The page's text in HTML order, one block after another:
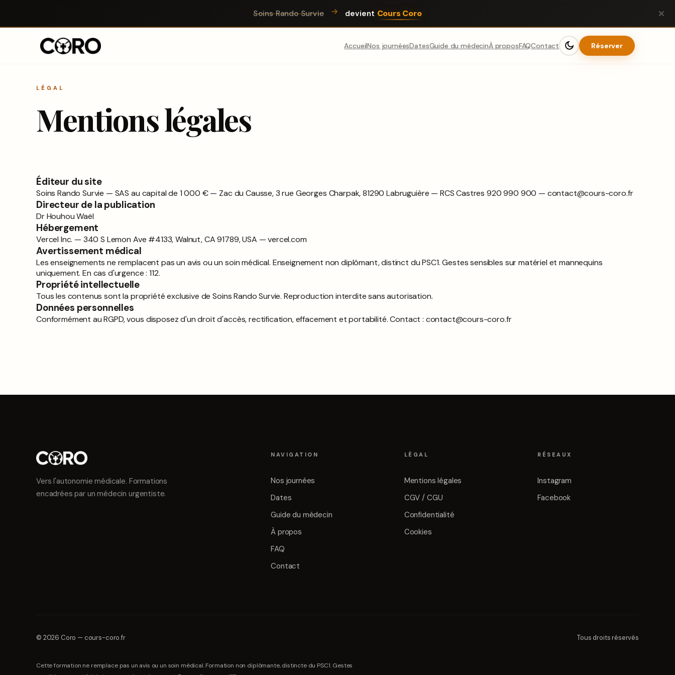
Soins Rando Survie devient Cours Coro
AccueilNos journéesDatesGuide du médecinÀ proposFAQContact Réserver
LÉGAL
Mentions légales
Éditeur du site
Soins Rando Survie — SAS au capital de 1 000 € — Zac du Causse, 3 rue Georges Charpak, 81290 Labruguière — RCS Castres 920 990 900 — contact@cours-coro.fr
Directeur de la publication
Dr Houhou Waël
Hébergement
Vercel Inc. — 340 S Lemon Ave #4133, Walnut, CA 91789, USA — vercel.com
Avertissement médical
Les enseignements ne remplacent pas un avis ou un soin médical. Enseignement non diplômant, distinct du PSC1. Gestes sensibles sur matériel et mannequins
uniquement. En cas d'urgence : 112.
Propriété intellectuelle
Tous les contenus sont la propriété exclusive de Soins Rando Survie. Reproduction interdite sans autorisation.
Données personnelles
Conformément au RGPD, vous disposez d'un droit d'accès, rectification, effacement et portabilité. Contact : contact@cours-coro.fr
Vers l'autonomie médicale. Formations
encadrées par un médecin urgentiste.
NAVIGATION
Nos journées
Dates
Guide du médecin
À propos
FAQ
Contact
LÉGAL
Mentions légales
CGV / CGU
Confidentialité
Cookies
RÉSEAUX
Instagram
Facebook
© 2026 Coro — cours-coro.fr Tous droits réservés
Cette formation ne remplace pas un avis ou un soin médical. Formation non diplômante, distincte du PSC1. Gestes